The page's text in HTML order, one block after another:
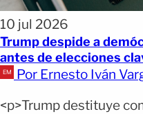
10 jul 2026
Trump despide a
antes de elecciones
Por Ernesto Iván
<p>Trump destituye